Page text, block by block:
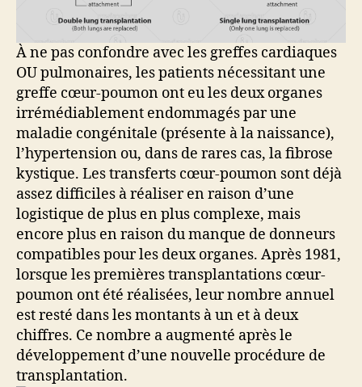
À ne pas confondre avec les greffes cardiaques
OU pulmonaires, les patients nécessitant une
greffe cœur-poumon ont eu les deux organes
irrémédiablement endommagés par une
maladie congénitale (présente à la naissance),
l’hypertension ou, dans de rares cas, la fibrose
kystique. Les transferts cœur-poumon sont déjà
assez difficiles à réaliser en raison d’une
logistique de plus en plus complexe, mais
encore plus en raison du manque de donneurs
compatibles pour les deux organes. Après 1981,
lorsque les premières transplantations cœur-
poumon ont été réalisées, leur nombre annuel
est resté dans les montants à un et à deux
chiffres. Ce nombre a augmenté après le
développement d’une nouvelle procédure de
transplantation.